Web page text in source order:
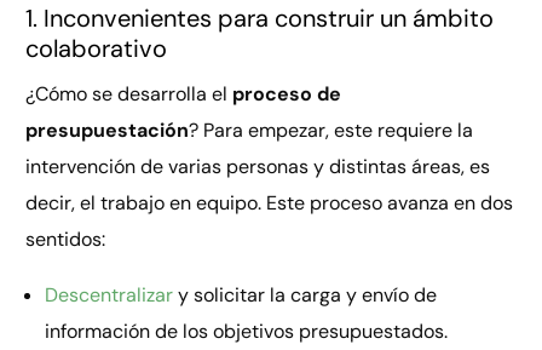
1. Inconvenientes para construir un ámbito
colaborativo
¿Cómo se desarrolla el proceso de
presupuestación? Para empezar, este requiere la
intervención de varias personas y distintas áreas, es
decir, el trabajo en equipo. Este proceso avanza en dos
sentidos:
Descentralizary solicitar la carga y envío de
información de los objetivos presupuestados.